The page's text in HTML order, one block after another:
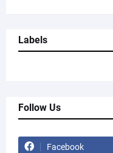
Labels
Follow Us
Facebook